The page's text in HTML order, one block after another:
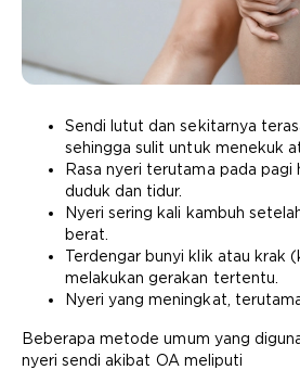
Sendi lutut dan sekitarnya
sehingga sulit untuk menekuk
Rasa nyeri terutama pada pagi
duduk dan tidur.
Nyeri sering kali kambuh
berat.
Terdengar bunyi klik atau krak
melakukan gerakan tertentu.
Nyeri yang meningkat,
Beberapa metode umum yang
nyeri sendi akibat OA meliputi